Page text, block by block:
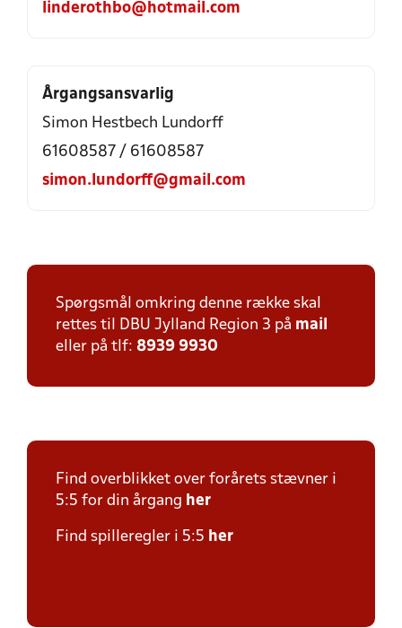
linderothbo@hotmail.com
Årgangsansvarlig
Simon Hestbech Lundorff
61608587 / 61608587
simon.lundorff@gmail.com
Spørgsmål omkring denne række skal
rettes til DBU Jylland Region 3 på mail
eller på tlf: 8939 9930
Find overblikket over forårets stævner i
5:5 for din årgang her
Find spilleregler i 5:5 her